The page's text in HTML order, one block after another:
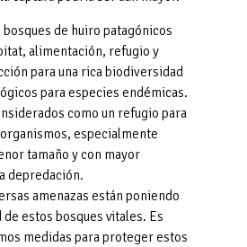
de huiro patagónicos
alimentación, refugio y
para una rica biodiversidad
para especies endémicas.
como un refugio para
especialmente
tamaño y con mayor
depredación.
amenazas están poniendo
estos bosques vitales. Es
medidas para proteger estos